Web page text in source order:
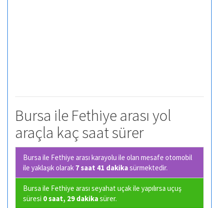
Bursa ile Fethiye arası yol
araçla kaç saat sürer
Bursa ile Fethiye arası karayolu ile olan mesafe otomobil
ile yaklaşık olarak 7 saat 41 dakikasürmektedir.
Bursa ile Fethiye arası seyahat uçak ile yapılırsa uçuş
süresi 0 saat, 29 dakikasürer.